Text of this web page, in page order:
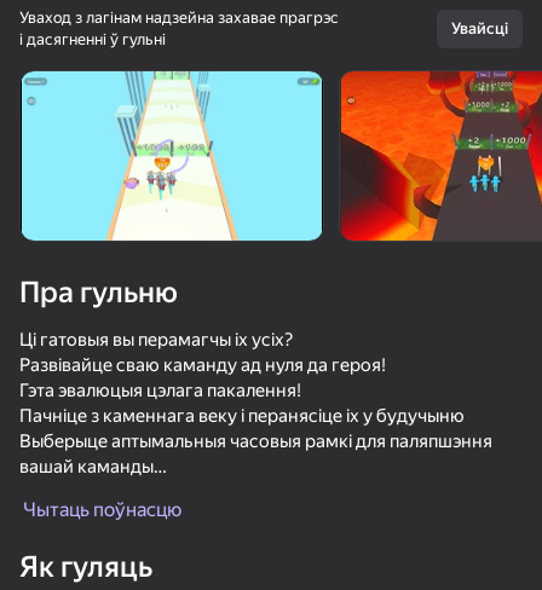
нават тыя, хто «не гуляе»
Битва красно-синих агентов
Аура Шлепка
Уваход з лагінам надзейна захавае прагрэс
і дасягненні ў гульні
Увайсці
Пра гульню
Ці гатовыя вы перамагчы іх усіх?
Развівайце сваю каманду ад нуля да героя!
Гэта эвалюцыя цэлага пакалення!
Пачніце з каменнага веку і перанясіце іх у будучыню
Выберыце аптымальныя часовыя рамкі для паляпшэння
вашай каманды
Адчуйце прагрэс са зброяй змяняецца эпохі.
дапамогай унікальнага зброі!
Чытаць поўнасцю
Як гуляць